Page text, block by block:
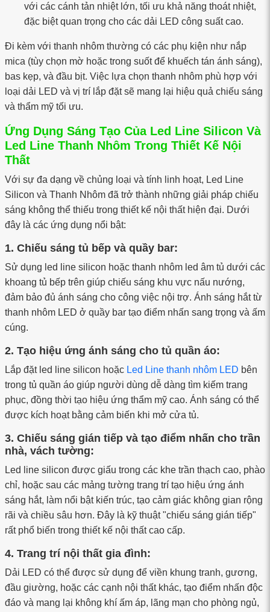
với các cánh tản nhiệt lớn, tối ưu khả năng thoát nhiệt,
đặc biệt quan trọng cho các dải LED công suất cao.
Đi kèm với thanh nhôm thường có các phụ kiện như nắp
mica (tùy chọn mờ hoặc trong suốt để khuếch tán ánh sáng),
bas kẹp, và đầu bịt. Việc lựa chọn thanh nhôm phù hợp với
loại dải LED và vị trí lắp đặt sẽ mang lại hiệu quả chiếu sáng
và thẩm mỹ tối ưu.
Ứng Dụng Sáng Tạo Của Led Line Silicon Và
Led Line Thanh Nhôm Trong Thiết Kế Nội
Thất
Với sự đa dạng về chủng loại và tính linh hoạt, Led Line
Silicon và Thanh Nhôm đã trở thành những giải pháp chiếu
sáng không thể thiếu trong thiết kế nội thất hiện đại. Dưới
đây là các ứng dụng nổi bật:
1. Chiếu sáng tủ bếp và quầy bar:
Sử dụng led line silicon hoặc thanh nhôm led âm tủ dưới các
khoang tủ bếp trên giúp chiếu sáng khu vực nấu nướng,
đảm bảo đủ ánh sáng cho công việc nội trợ. Ánh sáng hắt từ
thanh nhôm LED ở quầy bar tạo điểm nhấn sang trọng và ấm
cúng.
2. Tạo hiệu ứng ánh sáng cho tủ quần áo:
Lắp đặt led line silicon hoặc Led Line thanh nhôm LED bên
trong tủ quần áo giúp người dùng dễ dàng tìm kiếm trang
phục, đồng thời tạo hiệu ứng thẩm mỹ cao. Ánh sáng có thể
được kích hoạt bằng cảm biến khi mở cửa tủ.
3. Chiếu sáng gián tiếp và tạo điểm nhấn cho trần
nhà, vách tường:
Led line silicon được giấu trong các khe trần thạch cao, phào
chỉ, hoặc sau các mảng tường trang trí tạo hiệu ứng ánh
sáng hắt, làm nổi bật kiến trúc, tạo cảm giác không gian rộng
rãi và chiều sâu hơn. Đây là kỹ thuật "chiếu sáng gián tiếp"
rất phổ biến trong thiết kế nội thất cao cấp.
4. Trang trí nội thất gia đình:
Dải LED có thể được sử dụng để viền khung tranh, gương,
đầu giường, hoặc các cạnh nội thất khác, tạo điểm nhấn độc
đáo và mang lại không khí ấm áp, lãng mạn cho phòng ngủ,